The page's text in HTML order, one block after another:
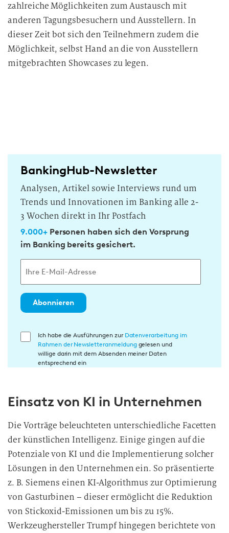
zahlreiche Möglichkeiten zum Austausch mit
anderen Tagungsbesuchern und Ausstellern. In
dieser Zeit bot sich den Teilnehmern zudem die
Möglichkeit, selbst Hand an die von Ausstellern
mitgebrachten Showcases zu legen.
BankingHub-Newsletter
Analysen, Artikel sowie Interviews rund um
Trends und Innovationen im Banking alle 2-
3 Wochen direkt in Ihr Postfach
9.000+Personen haben sich den Vorsprung
im Banking bereits gesichert.
Abonnieren
E
l
i
g
u
i
n
d
i
Ich habe die Ausführungen zur Datenverarbeitung im
Rahmen der Newsletteranmeldunggelesen und
willige darin mit dem Absenden meiner Daten
entsprechend ein
Einsatz von KI in Unternehmen
Die Vorträge beleuchteten unterschiedliche Facetten
der künstlichen Intelligenz. Einige gingen auf die
Potenziale von KI und die Implementierung solcher
Lösungen in den Unternehmen ein. So präsentierte
z. B. Siemens einen KI-Algorithmus zur Optimierung
von Gasturbinen – dieser ermöglicht die Reduktion
von Stickoxid-Emissionen um bis zu 15%.
Werkzeughersteller Trumpf hingegen berichtete von